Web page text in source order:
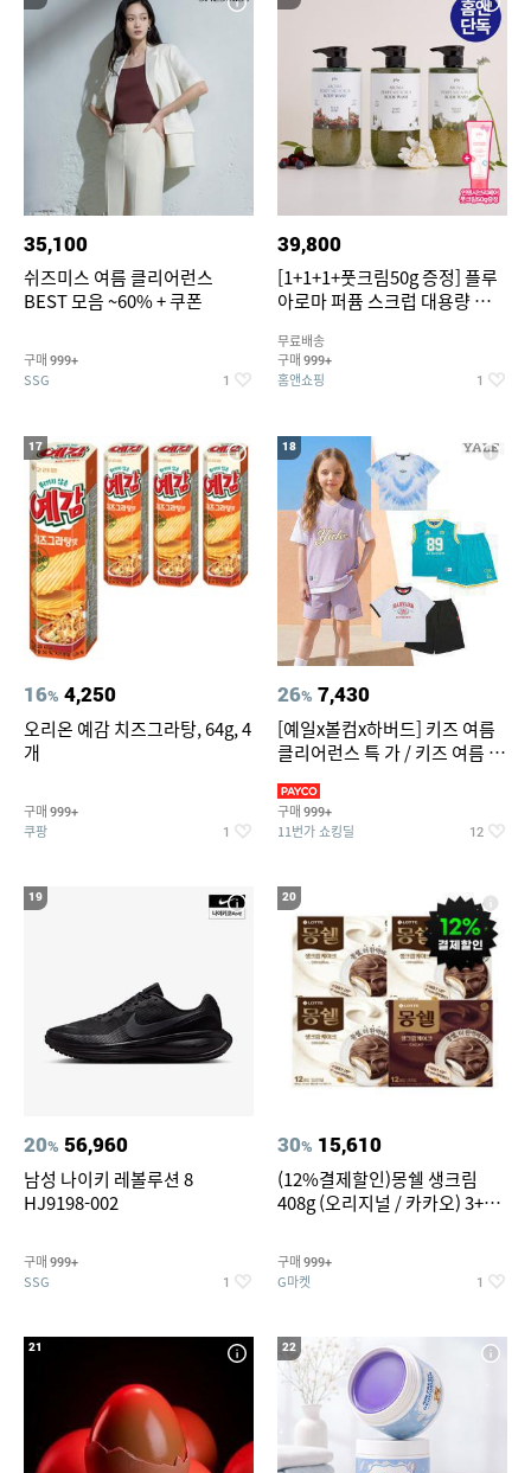
35,100
쉬즈미스 여름 클리어런스
BEST 모음 ~60% + 쿠폰
구매 999+
SSG 1
39,800
[1+1+1+풋크림50g 증정] 플루
아로마 퍼퓸 스크럽 대용량 바디
무료배송
구매 999+
홈앤쇼핑 1
17
16% 4,250
오리온 예감 치즈그라탕, 64g, 4
개
구매 999+
쿠팡 1
18
26% 7,430
[예일x볼컴x하버드] 키즈 여름
클리어런스 특 가 / 키즈 여름 수
구매 999+
11번가 쇼킹딜 12
19
20% 56,960
남성 나이키 레볼루션 8
HJ9198-002
구매 999+
SSG 1
20
30% 15,610
(12%결제할인)몽쉘 생크림
408g (오리지널 / 카카오) 3+1
구매 999+
G마켓 1
21 22